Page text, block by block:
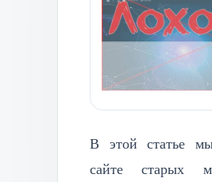
В этой статье
сайте старых